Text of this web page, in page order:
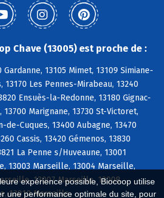
expérience possible, Biocoop utilise
une performance optimale du site, pour
Chave (13005) est proche de :
Gardanne, 13105 Mimet, 13109 Simiane-
13170 Les Pennes-Mirabeau, 13240
Ensuès-la-Redonne, 13180 Gignac-
Marignane, 13730 St-Victoret,
de-Cuques, 13400 Aubagne, 13470
Cassis, 13420 Gémenos, 13830
La Penne s/Huveaune, 13001
13003 Marseille, 13004 Marseille,
13007 Marseille, 13008
13010 Marseille